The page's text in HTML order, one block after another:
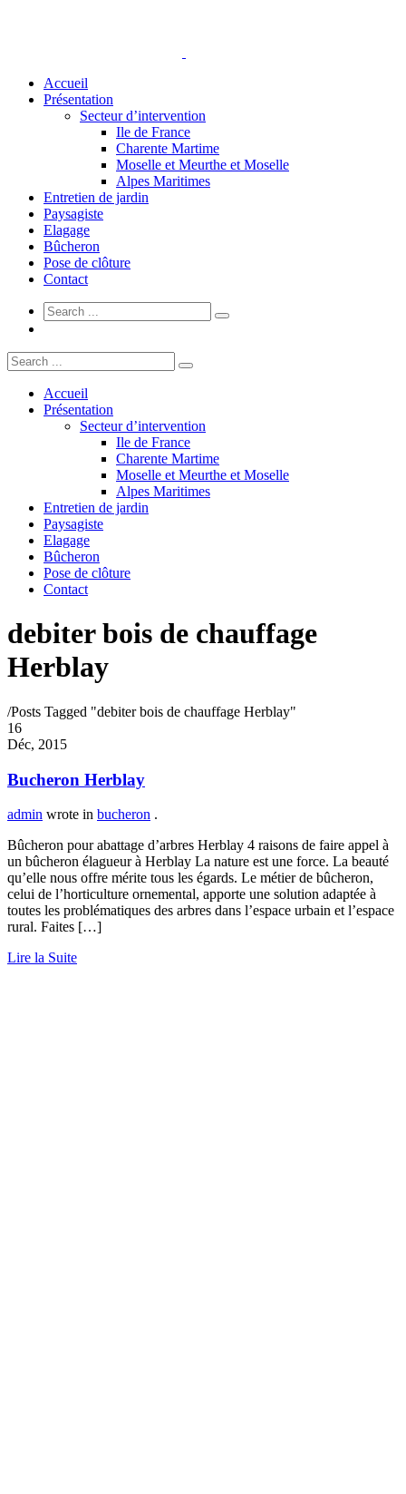
Accueil
Présentation
Secteur d’intervention
Ile de France
Charente Martime
Moselle et Meurthe et Moselle
Alpes Maritimes
Entretien de jardin
Paysagiste
Elagage
Bûcheron
Pose de clôture
Contact
Accueil
Présentation
Secteur d’intervention
Ile de France
Charente Martime
Moselle et Meurthe et Moselle
Alpes Maritimes
Entretien de jardin
Paysagiste
Elagage
Bûcheron
Pose de clôture
Contact
debiter bois de chauffage
Herblay
/Posts Tagged "debiter bois de chauffage Herblay"
16
Déc, 2015
Bucheron Herblay
admin wrote in bucheron .
Bûcheron pour abattage d’arbres Herblay 4 raisons de faire appel à
un bûcheron élagueur à Herblay La nature est une force. La beauté
qu’elle nous offre mérite tous les égards. Le métier de bûcheron,
celui de l’horticulture ornemental, apporte une solution adaptée à
toutes les problématiques des arbres dans l’espace urbain et l’espace
rural. Faites […]
Lire la Suite